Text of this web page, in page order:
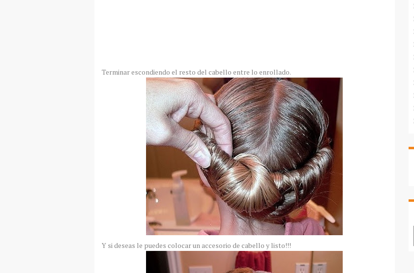
Terminar escondiendo el resto del cabello entre lo enrollado.
Y si deseas le puedes colocar un accesorio de cabello y listo!!!